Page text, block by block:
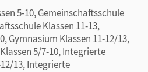
5-10, Gemeinschaftsschule
Klassen 11-13,
Gymnasium Klassen 11-12/13,
5/7-10, Integrierte
13, Integrierte